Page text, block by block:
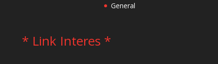
General
* Link Interes *